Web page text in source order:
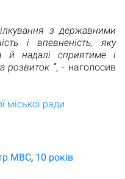
з державними
і впевненість, яку
й надалі сприятиме і
розвиток ”, - наголосив
міської ради
МВС 10 років